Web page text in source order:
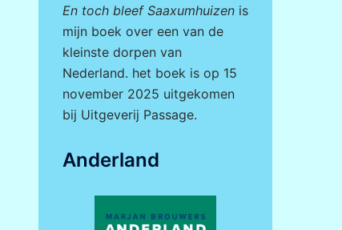
En toch bleef Saaxumhuizenis
mijn boek over een van de
kleinste dorpen van
Nederland. het boek is op 15
november 2025 uitgekomen
bij Uitgeverij Passage.
Anderland